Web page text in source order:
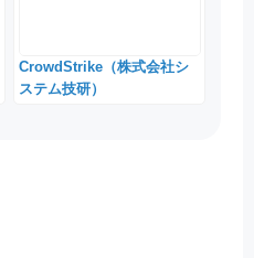
CrowdStrike（株式会社シ
ステム技研）